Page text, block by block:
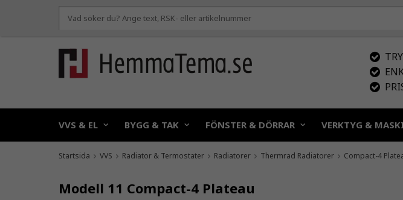
VVS & EL BYGG & TAK FÖNSTER & DÖRRAR VERKTYG &
Startsida VVS Radiator & Termostater Radiatorer Thermrad Radiatorer Compact-4
Modell 11 Compact-4 Plateau